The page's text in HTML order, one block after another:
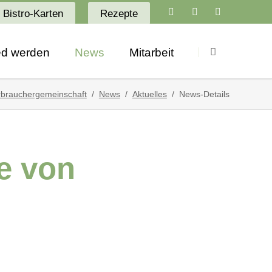
Bistro-Karten
Rezepte
überspringen
werden News
Aktuelles
Termine
Mitarbeit
Stellenangebote
News Aktuelles News-Details
von